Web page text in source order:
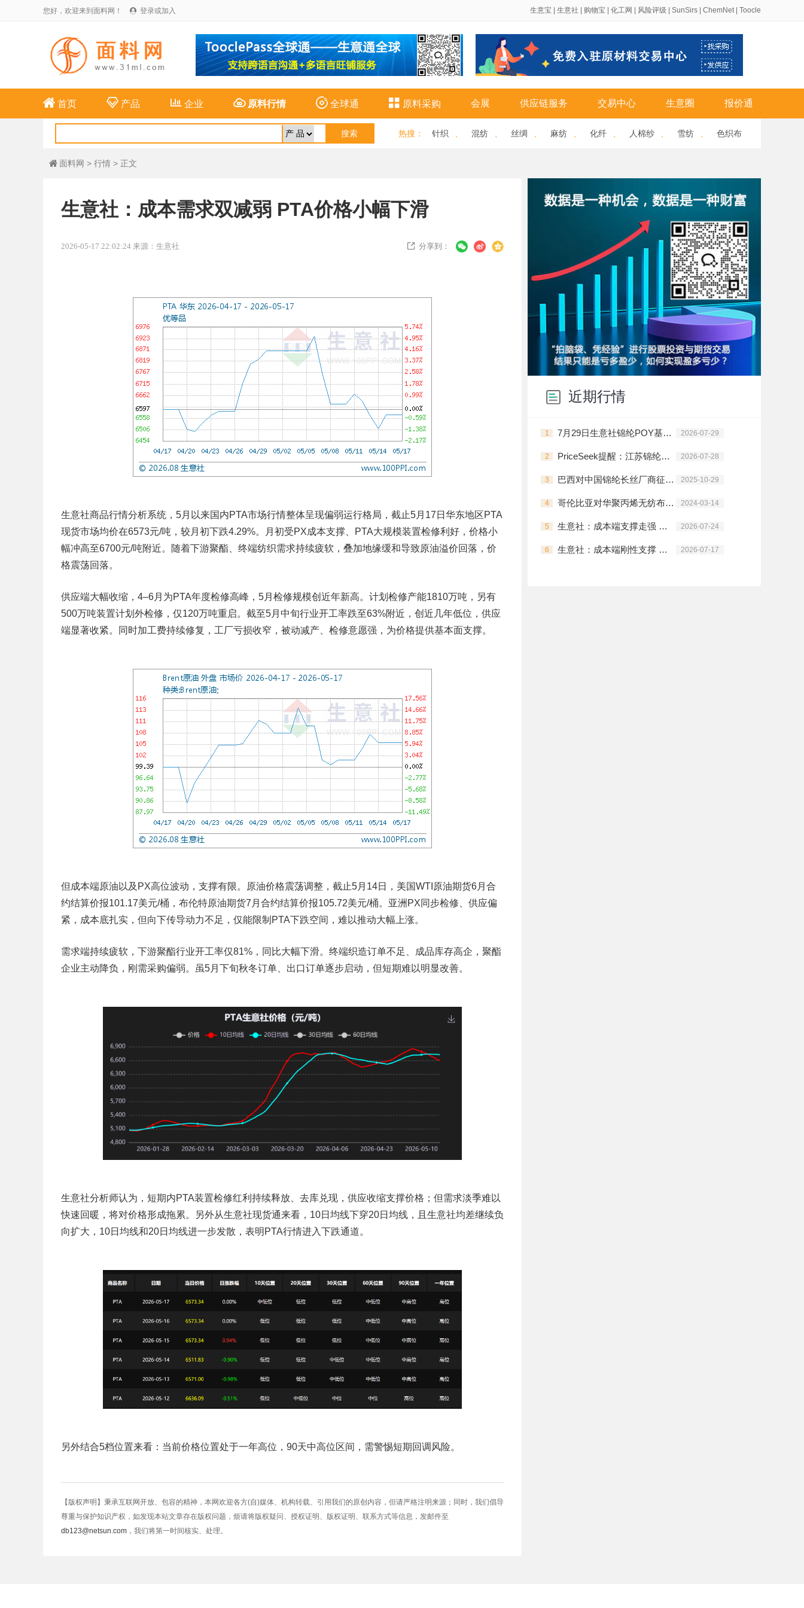
您好，欢迎来到面料网！  登录或加入 生意宝 生意社 购物宝 化工网 风险评级 SunSirs ChemNet| Toocle
 首页 产品 企业 原料行情 全球通  原料采购 会展 供应链服务 交易中心 生意圈 报价通
热搜 ： 针织 混纺 丝绸 麻纺 化纤 人棉纱 雪纺 色织布
 面料网 > 行情 > 正文
生意社：成本需求双减弱 PTA价格小幅下滑
2026-05-17 22:02:24 来源：生意社  分享到：
生意社商品行情分析系统，5月以来国内PTA市场行情整体呈现偏弱运行格局，截止5月17日华东地区PTA
现货市场均价在6573元/吨，较月初下跌4.29%。月初受PX成本支撑、PTA大规模装置检修利好，价格小
幅冲高至6700元/吨附近。随着下游聚酯、终端纺织需求持续疲软，叠加地缘缓和导致原油溢价回落，价
格震荡回落。
供应端大幅收缩，4–6月为PTA年度检修高峰，5月检修规模创近年新高。计划检修产能1810万吨，另有
500万吨装置计划外检修，仅120万吨重启。截至5月中旬行业开工率跌至63%附近，创近几年低位，供应
端显著收紧。同时加工费持续修复，工厂亏损收窄，被动减产、检修意愿强，为价格提供基本面支撑。
但成本端原油以及PX高位波动，支撑有限。原油价格震荡调整，截止5月14日，美国WTI原油期货6月合
约结算价报101.17美元/桶，布伦特原油期货7月合约结算价报105.72美元/桶。亚洲PX同步检修、供应偏
紧，成本底扎实，但向下传导动力不足，仅能限制PTA下跌空间，难以推动大幅上涨。
需求端持续疲软，下游聚酯行业开工率仅81%，同比大幅下滑。终端织造订单不足、成品库存高企，聚酯
企业主动降负，刚需采购偏弱。虽5月下旬秋冬订单、出口订单逐步启动，但短期难以明显改善。
生意社分析师认为，短期内PTA装置检修红利持续释放、去库兑现，供应收缩支撑价格；但需求淡季难以
快速回暖，将对价格形成拖累。另外从生意社现货通来看，10日均线下穿20日均线，且生意社均差继续负
向扩大，10日均线和20日均线进一步发散，表明PTA行情进入下跌通道。
另外结合5档位置来看：当前价格位置处于一年高位，90天中高位区间，需警惕短期回调风险。
【版权声明】秉承互联网开放、包容的精神，本网欢迎各方(自)媒体、机构转载、引用我们的原创内容，但请严格注明来源；同时，我们倡导
尊重与保护知识产权，如发现本站文章存在版权问题，烦请将版权疑问、授权证明、版权证明、联系方式等信息，发邮件至
db123@netsun.com ，我们将第一时间核实、处理。
近期行情
1 7月29日生意社锦纶POY基准价为14000.00元/吨 2026-07-29
2 PriceSeek提醒：江苏锦纶长丝出厂价偏强运行 2026-07-28
3 巴西对中国锦纶长丝厂商征收临时反倾销税 2025-10-29
4 哥伦比亚对华聚丙烯无纺布启动反倾销调查 2024-03-14
5 生意社：成本端支撑走强 锦纶长丝全品类集中拉涨 2026-07-24
6 生意社：成本端刚性支撑 锦纶长丝小幅拉涨 2026-07-17